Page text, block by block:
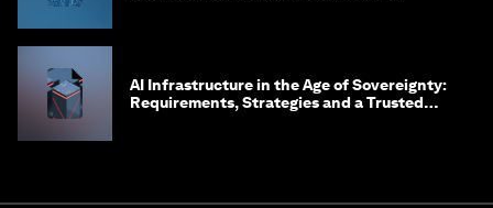
AI Infrastructure in the Age of Sovereignty:
Requirements, Strategies and a Trusted